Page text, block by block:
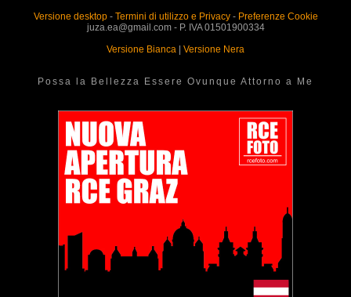
Versione desktop- Termini di utilizzo e Privacy- Preferenze Cookie
juza.ea@gmail.com - P. IVA 01501900334
Versione Bianca | Versione Nera
Possa la Bellezza Essere Ovunque Attorno a Me